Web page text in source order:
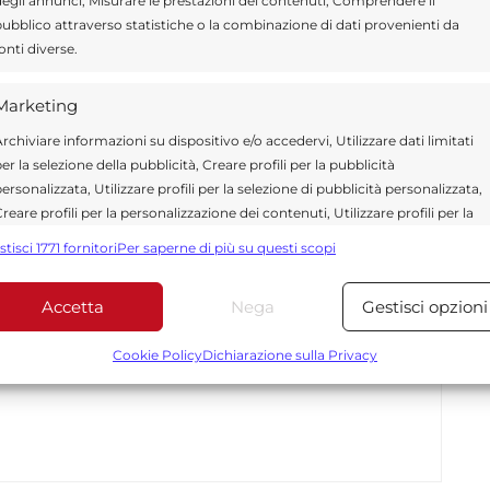
attraverso statistiche o la combinazione di dati provenienti da
diverse.
informazioni su dispositivo e/o accedervi, Utilizzare dati limitati
la selezione della pubblicità, Creare profili per la pubblicità
Utilizzare profili per la selezione di pubblicità personalizzata,
profili per la personalizzazione dei contenuti, Utilizzare profili per la
Utilizzare dati limitati per la selezione dei contenuti.
Funzionalità Sempre
Abbinare e combinare dati provenienti da altre fonti di dati,
1771 fornitoriPer saperne di più su questi scopi
Accetta Nega Gestisci opzioni
Cookie PolicyDichiarazione sulla Privacy
Send Share
IN MODICA
POLITICA
è composta da giornalisti, collaboratori e
che ogni giorno lavorano per offrire notizie,
dedicati alla Sicilia, all’attualità, alla politica,
sport. Un team dinamico e indipendente che
e affidabilità.